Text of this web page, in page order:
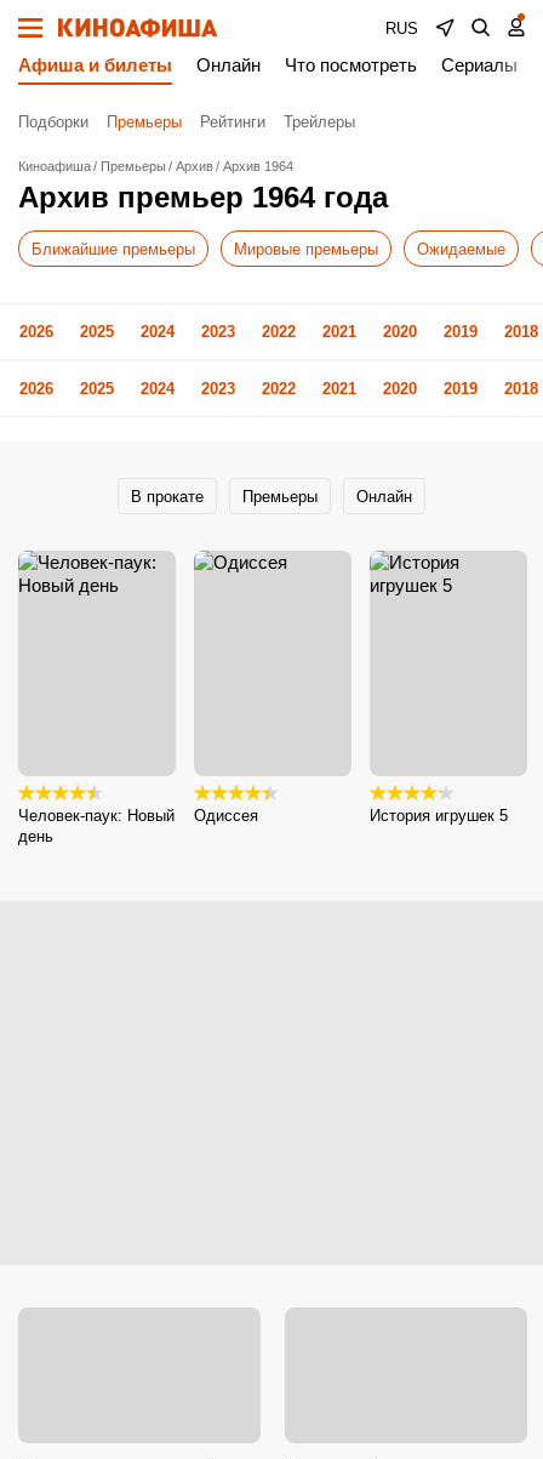
RUS
Афиша и билеты Онлайн Что посмотреть Сериалы
Подборки Премьеры Рейтинги Трейлеры
Киноафиша Премьеры Архив Архив 1964
Архив премьер 1964 года
Ближайшие премьеры Мировые премьеры Ожидаемые
2026 2025 2024 2023 2022 2021 2020 2019 2018
2026 2025 2024 2023 2022 2021 2020 2019 2018
В прокате Премьеры Онлайн
Человек-паук: Новый
день
Одиссея История игрушек 5